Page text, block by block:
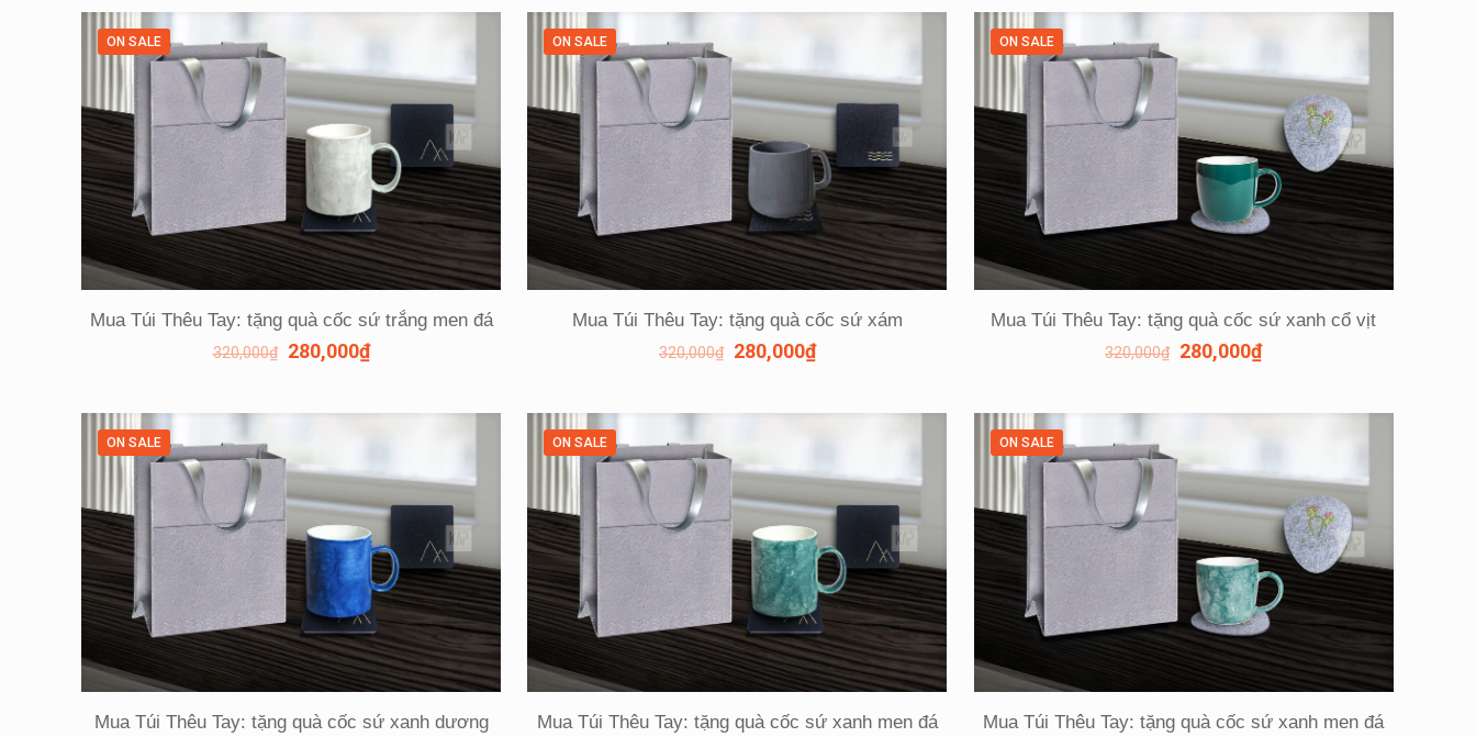
ON SALE
Mua Túi Thêu Tay: tặng quà cốc sứ trắng men đá
320,000₫ 280,000₫
ON SALE
Mua Túi Thêu Tay: tặng quà cốc sứ xám
320,000₫ 280,000₫
ON SALE
Mua Túi Thêu Tay: tặng quà cốc sứ xanh cổ vịt
320,000₫ 280,000₫
ON SALE
Mua Túi Thêu Tay: tặng quà cốc sứ xanh dương
ON SALE
Mua Túi Thêu Tay: tặng quà cốc sứ xanh men đá
ON SALE
Mua Túi Thêu Tay: tặng quà cốc sứ xanh men đá